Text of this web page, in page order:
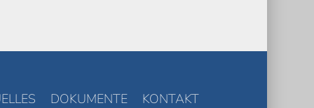
DOKUMENTE KONTAKT